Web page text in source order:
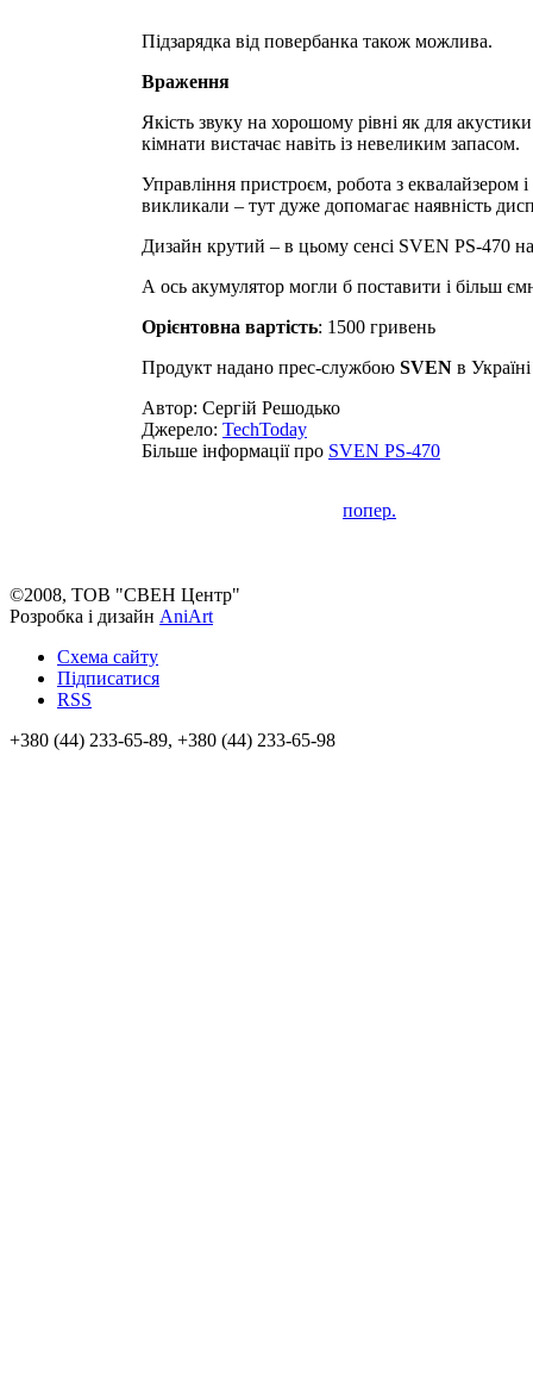
Підзарядка від повербанка також можлива.
Враження
Якість звуку на хорошому рівні як для
кімнати вистачає навіть із невеликим запасом.
Управління пристроєм, робота з еквалайзером
викликали – тут дуже допомагає наявність
Дизайн крутий – в цьому сенсі SVEN PS-470
А ось акумулятор могли б поставити і більш
Орієнтовна вартість: 1500 гривень
Продукт надано прес-службою SVEN в Україні
Автор: Сергій Решодько
Джерело: TechToday
Більше інформації про SVEN PS-470
попер.
©2008, ТОВ "СВЕН Центр"
Розробка і дизайн AniArt
Схема сайту
Підписатися
RSS
+380 (44) 233-65-89, +380 (44) 233-65-98